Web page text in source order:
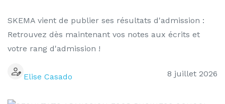
SKEMA vient de publier ses résultats d'admission :
Retrouvez dès maintenant vos notes aux écrits et
votre rang d'admission !
Elise Casado 8 juillet 2026